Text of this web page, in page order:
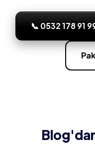
📞 0532 178 91